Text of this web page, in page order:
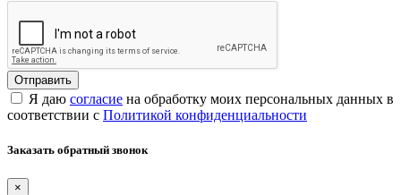
Я даю согласие на обработку моих персональных данных в
соответствии с Политикой конфиденциальности
Заказать обратный звонок
×